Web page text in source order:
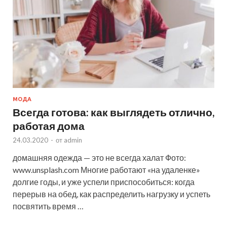
МОДА
Всегда готова: как выглядеть отлично,
работая дома
24.03.2020 - от admin
домашняя одежда — это не всегда халат Фото:
www.unsplash.com Многие работают «на удаленке»
долгие годы, и уже успели приспособиться: когда
перерыв на обед, как распределить нагрузку и успеть
посвятить время …